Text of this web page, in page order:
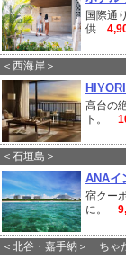
国際通
供
＜西海岸＞
高台の
ト。
＜石垣島＞
ANAイ
宿クー
に。
＜北谷・嘉手納＞ ち